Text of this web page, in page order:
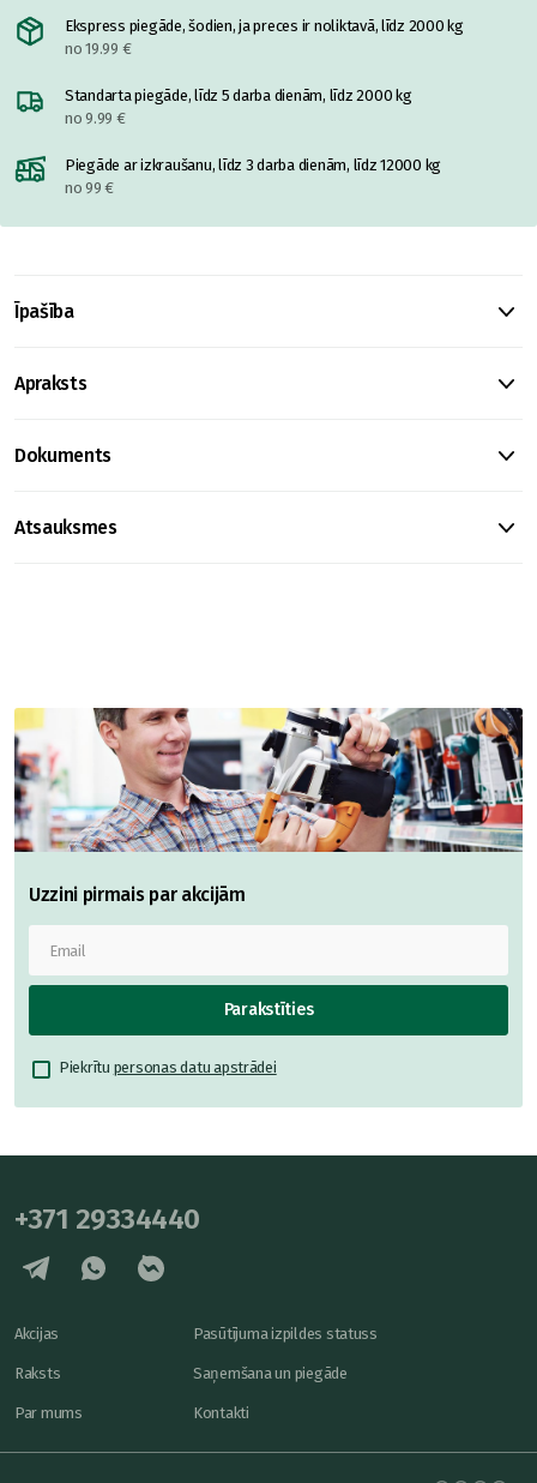
Ekspress piegāde, šodien, ja preces ir noliktavā, līdz 2000 kg
no 19.99 €
Standarta piegāde, līdz 5 darba dienām, līdz 2000 kg
no 9.99 €
Piegāde ar izkraušanu, līdz 3 darba dienām, līdz 12000 kg
no 99 €
Īpašība
Apraksts
Dokuments
Atsauksmes
Uzzini pirmais par akcijām
Parakstīties
Piekrītu personas datu apstrādei
+371 29334440
Akcijas
Raksts
Par mums
Pasūtījuma izpildes statuss
Saņemšana un piegāde
Kontakti